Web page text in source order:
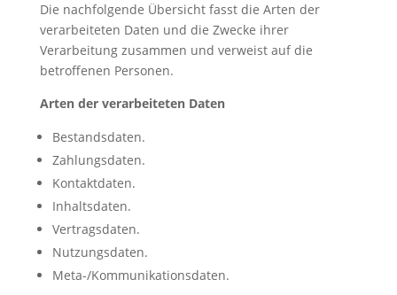
Die nachfolgende Übersicht fasst die Arten der
verarbeiteten Daten und die Zwecke ihrer
Verarbeitung zusammen und verweist auf die
betroffenen Personen.
Arten der verarbeiteten Daten
Bestandsdaten.
Zahlungsdaten.
Kontaktdaten.
Inhaltsdaten.
Vertragsdaten.
Nutzungsdaten.
Meta-/Kommunikationsdaten.